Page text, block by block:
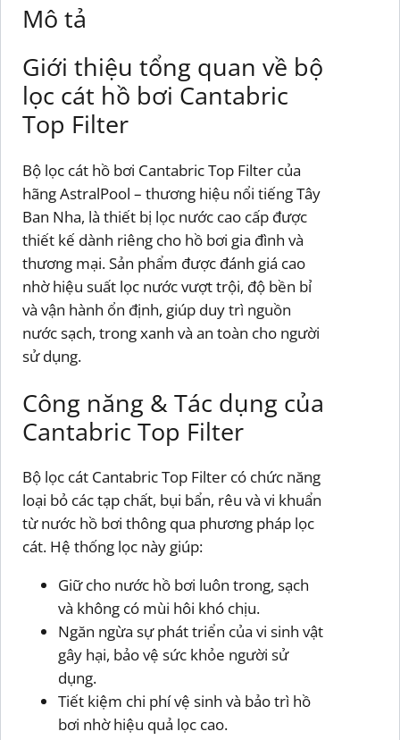
Mô tả
Giới thiệu tổng quan về bộ
lọc cát hồ bơi Cantabric
Top Filter
Bộ lọc cát hồ bơi Cantabric Top Filter của
hãng AstralPool – thương hiệu nổi tiếng Tây
Ban Nha, là thiết bị lọc nước cao cấp được
thiết kế dành riêng cho hồ bơi gia đình và
thương mại. Sản phẩm được đánh giá cao
nhờ hiệu suất lọc nước vượt trội, độ bền bỉ
và vận hành ổn định, giúp duy trì nguồn
nước sạch, trong xanh và an toàn cho người
sử dụng.
Công năng & Tác dụng của
Cantabric Top Filter
Bộ lọc cát Cantabric Top Filter có chức năng
loại bỏ các tạp chất, bụi bẩn, rêu và vi khuẩn
từ nước hồ bơi thông qua phương pháp lọc
cát. Hệ thống lọc này giúp:
Giữ cho nước hồ bơi luôn trong, sạch
và không có mùi hôi khó chịu.
Ngăn ngừa sự phát triển của vi sinh vật
gây hại, bảo vệ sức khỏe người sử
dụng.
Tiết kiệm chi phí vệ sinh và bảo trì hồ
bơi nhờ hiệu quả lọc cao.